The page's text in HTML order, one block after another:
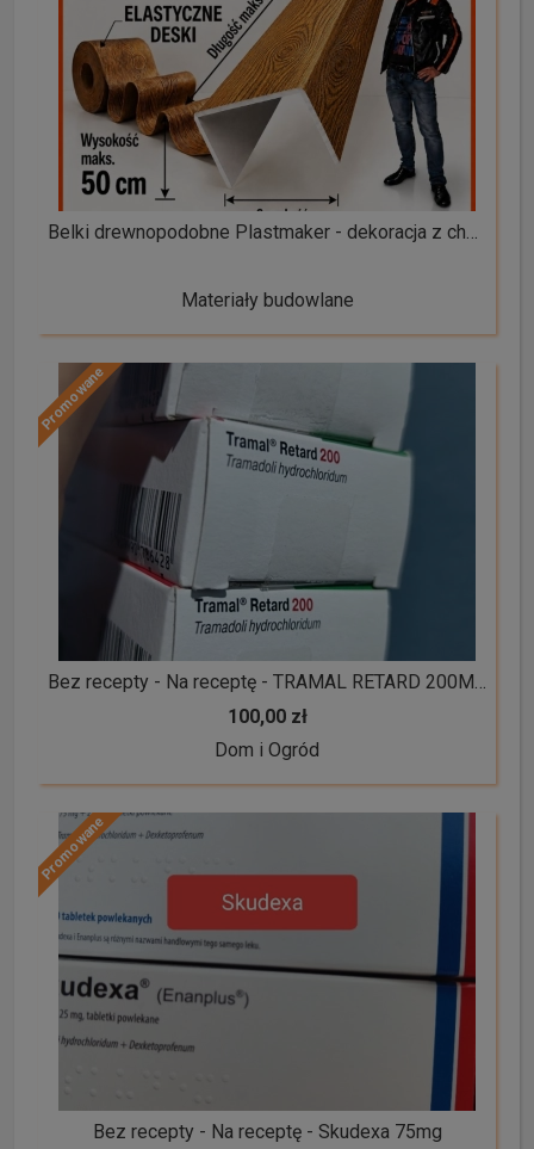
Materiały budowlane
Promowane
100,00 zł
Dom i Ogród
Promowane
Bez recepty - Na receptę - Skudexa 75mg